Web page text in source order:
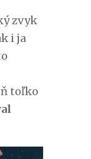
zvyk
i ja
toľko